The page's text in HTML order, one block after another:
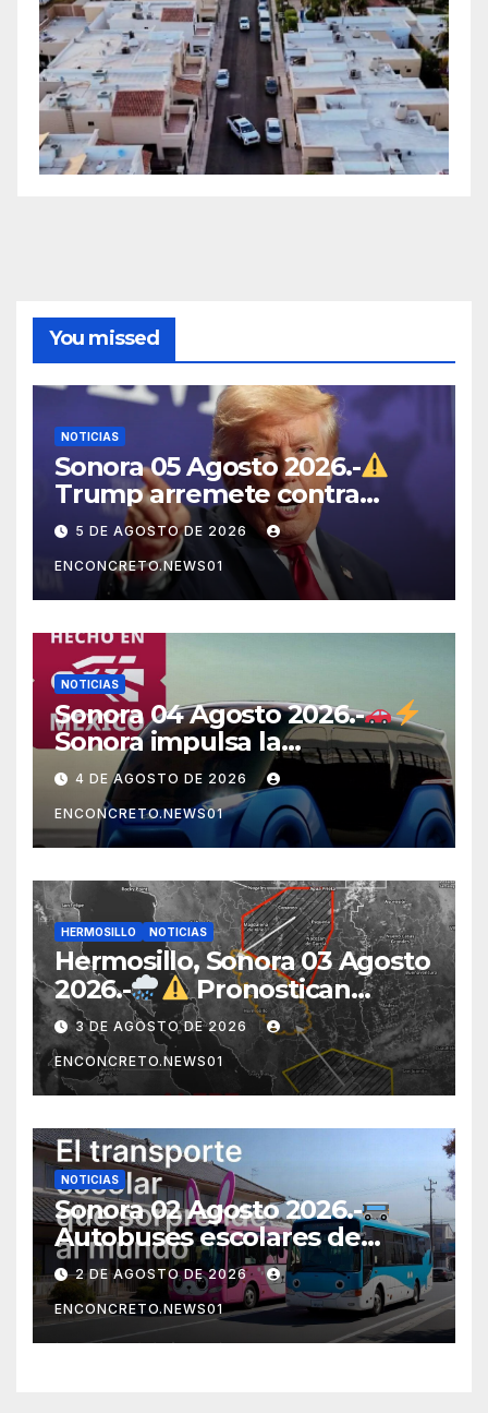
You missed
NOTICIAS
Sonora 05 Agosto 2026.-
Trump arremete contra
México, Canadá y otras
potencias por supuestos
abusos comerciales
5 DE AGOSTO DE 2026
ENCONCRETO.NEWS01
NOTICIAS
Sonora 04 Agosto 2026.-
Sonora impulsa la
electromovilidad con
«Beyond», un vehículo
eléctrico desarrollado junto
al ITH
4 DE AGOSTO DE 2026
ENCONCRETO.NEWS01
HERMOSILLO NOTICIAS
Hermosillo, Sonora 03 Agosto
2026.-
Pronostican
lluvias para Hermosillo esta
noche; norte de Sonora
registra mayor potencial de
tormentas
3 DE AGOSTO DE 2026
ENCONCRETO.NEWS01
NOTICIAS
Sonora 02 Agosto 2026.-
Autobuses escolares de
Japón sorprenden al mundo
por su seguridad y disciplina
2 DE AGOSTO DE 2026
ENCONCRETO.NEWS01